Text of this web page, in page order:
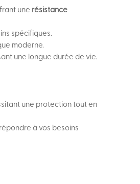
une résistance
spécifiques.
moderne.
une longue durée de vie.
une protection tout en
à vos besoins